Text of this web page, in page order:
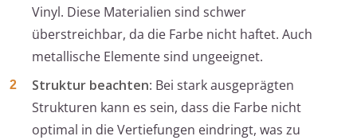
Vinyl. Diese Materialien sind schwer
überstreichbar, da die Farbe nicht haftet. Auch
metallische Elemente sind ungeeignet.
Struktur beachten: Bei stark ausgeprägten
Strukturen kann es sein, dass die Farbe nicht
optimal in die Vertiefungen eindringt, was zu